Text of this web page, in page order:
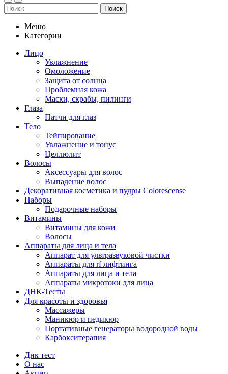
Поиск
Меню
Категории
Лицо
Увлажнение
Омоложение
Защита от солнца
Проблемная кожа
Маски, скрабы, пилинги
Глаза
Патчи для глаз
Тело
Тейпирование
Увлажнение и тонус
Целлюлит
Волосы
Аксессуары для волос
Выпадение волос
Декоративная косметика и пудры Colorescense
Наборы
Подарочные наборы
Витамины
Витамины для кожи
Волосы
Аппараты для лица и тела
Аппарат для ультразвуковой чистки
Аппараты для rf лифтинга
Аппараты для лица и тела
Аппараты микротоки для лица
ДНК-Тесты
Для красоты и здоровья
Массажеры
Маникюр и педикюр
Портативные генераторы водородной воды
Карбокситерапия
Днк тест
О нас